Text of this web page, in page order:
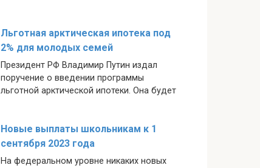
Льготная арктическая ипотека под
2% для молодых семей
Президент РФ Владимир Путин издал
поручение о введении программы
льготной арктической ипотеки. Она будет
Новые выплаты школьникам к 1
сентября 2023 года
На федеральном уровне никаких новых